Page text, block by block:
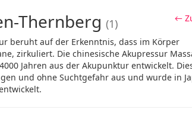
←
Thernberg (1)
beruht auf der Erkenntnis, dass im Körper
zirkuliert. Die chinesische Akupressur
Jahren aus der Akupunktur entwickelt.
und ohne Suchtgefahr aus und wurde in